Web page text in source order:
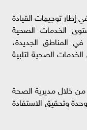
إطار توجيهات القيادة
الخدمات الصحية
في المناطق الجديدة،
الصحية لتلبية
من خلال مديرية الصحة
وتحقيق الاستفادة